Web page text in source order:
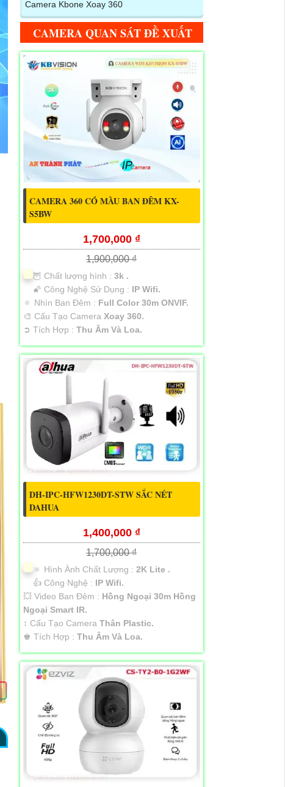
Camera Kbone Xoay 360
CAMERA QUAN SÁT ĐỀ XUẤT
CAMERA 360 CÓ MÀU BAN ĐÊM KX-
S5BW
1,700,000 ₫
1,900,000 ₫
🦉 Chất lượng hình : 3k .
🌠 Công Nghệ Sử Dụng : IP Wifi.
🔅 Nhìn Ban Đêm : Full Color 30m ONVIF.
🎨 Cấu Tạo Camera Xoay 360.
️➲ Tích Hợp : Thu Âm Và Loa.
DH-IPC-HFW1230DT-STW SẮC NÉT
DAHUA
1,400,000 ₫
1,700,000 ₫
🔅 Hình Ành Chất Lượng : 2K Lite .
👍 Công Nghệ : IP Wifi.
💥 Video Ban Đêm : Hồng Ngoại 30m Hồng
Ngoại Smart IR.
↕️ Cấu Tạo Camera Thân Plastic.
️♚ Tích Hợp : Thu Âm Và Loa.